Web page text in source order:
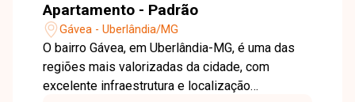
Apartamento - Padrão
Gávea - Uberlândia/MG
O bairro Gávea, em Uberlândia-MG, é uma das
regiões mais valorizadas da cidade, com
excelente infraestrutura e localização